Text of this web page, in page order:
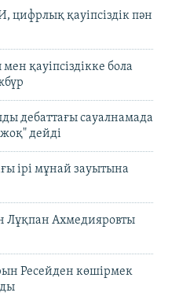
цифрлық қауіпсіздік пән
қауіпсіздікке бола
дебаттағы сауалнамада
дейді
ірі мұнай зауытына
Лұқпан Ахмедияровты
Ресейден көшірмек